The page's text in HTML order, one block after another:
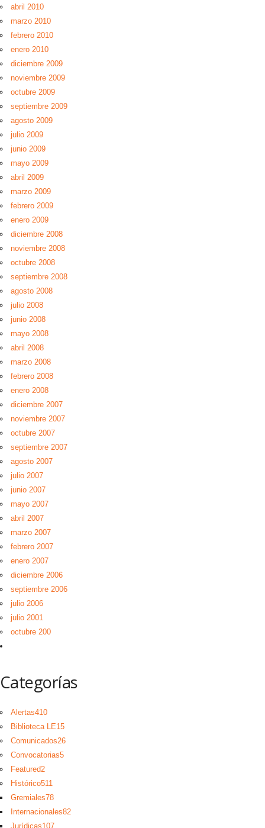
abril 2010
marzo 2010
febrero 2010
enero 2010
diciembre 2009
noviembre 2009
octubre 2009
septiembre 2009
agosto 2009
julio 2009
junio 2009
mayo 2009
abril 2009
marzo 2009
febrero 2009
enero 2009
diciembre 2008
noviembre 2008
octubre 2008
septiembre 2008
agosto 2008
julio 2008
junio 2008
mayo 2008
abril 2008
marzo 2008
febrero 2008
enero 2008
diciembre 2007
noviembre 2007
octubre 2007
septiembre 2007
agosto 2007
julio 2007
junio 2007
mayo 2007
abril 2007
marzo 2007
febrero 2007
enero 2007
diciembre 2006
septiembre 2006
julio 2006
julio 2001
octubre 200
Categorías
Alertas410
Biblioteca LE15
Comunicados26
Convocatorias5
Featured2
Histórico511
Gremiales78
Internacionales82
Jurídicas107